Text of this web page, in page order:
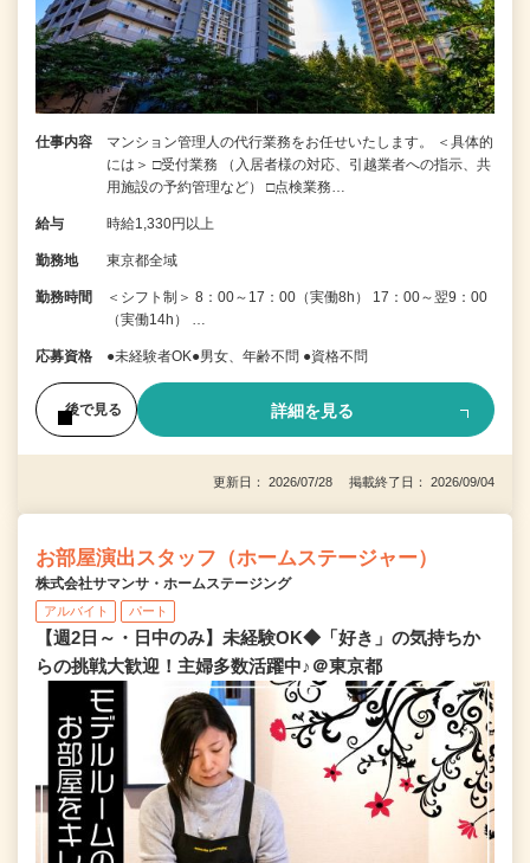
仕事内容
マンション管理人の代行業務をお任せいたします。 ＜具体的
には＞ □受付業務 （入居者様の対応、引越業者への指示、共
用施設の予約管理など） □点検業務…
給与 時給1,330円以上
勤務地 東京都全域
勤務時間
＜シフト制＞ 8：00～17：00（実働8h） 17：00～翌9：00
（実働14h） …
応募資格 ●未経験者OK●男女、年齢不問 ●資格不問
後で見る 詳細を見る
更新日： 2026/07/28 掲載終了日： 2026/09/04
お部屋演出スタッフ（ホームステージャー）
株式会社サマンサ・ホームステージング
アルバイト パート
【週2日～・日中のみ】未経験OK◆「好き」の気持ちか
らの挑戦大歓迎！主婦多数活躍中♪＠東京都